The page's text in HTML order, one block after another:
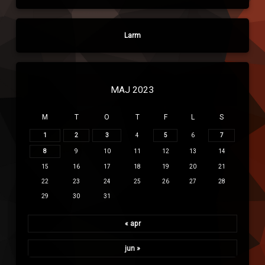
Larm
MAJ 2023
M T O T F L S
1 2 3 4 5 6 7
8 9 10 11 12 13 14
15 16 17 18 19 20 21
22 23 24 25 26 27 28
29 30 31
« apr
jun »